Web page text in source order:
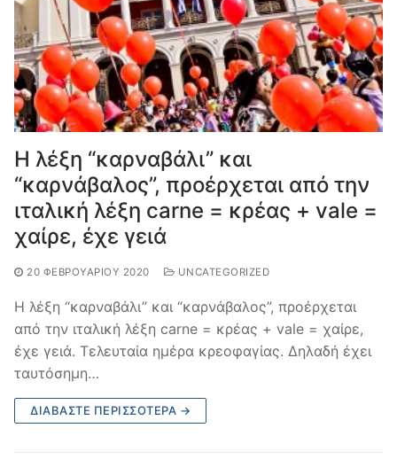
Η λέξη “καρναβάλι” και
“καρνάβαλος”, προέρχεται από την
ιταλική λέξη carne = κρέας + vale =
χαίρε, έχε γειά
20 ΦΕΒΡΟΥΑΡΊΟΥ 2020 UNCATEGORIZED
Η λέξη “καρναβάλι” και “καρνάβαλος”, προέρχεται
από την ιταλική λέξη carne = κρέας + vale = χαίρε,
έχε γειά. Τελευταία ημέρα κρεοφαγίας. Δηλαδή έχει
ταυτόσημη…
ΔΙΑΒΆΣΤΕ ΠΕΡΙΣΣΌΤΕΡΑ →